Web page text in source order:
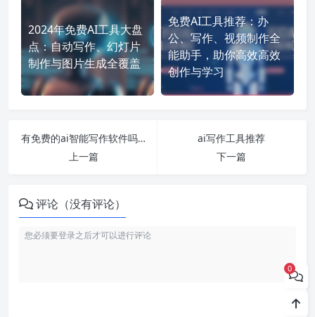
2024年免费AI工具大盘
点：自动写作、幻灯片
制作与图片生成全覆盖
免费AI工具推荐：办
公、写作、视频制作全
能助手，助你高效高效
创作与学习
有免费的ai智能写作软件吗知乎推荐
上一篇
ai写作工具推荐
下一篇
评论（没有评论）
0